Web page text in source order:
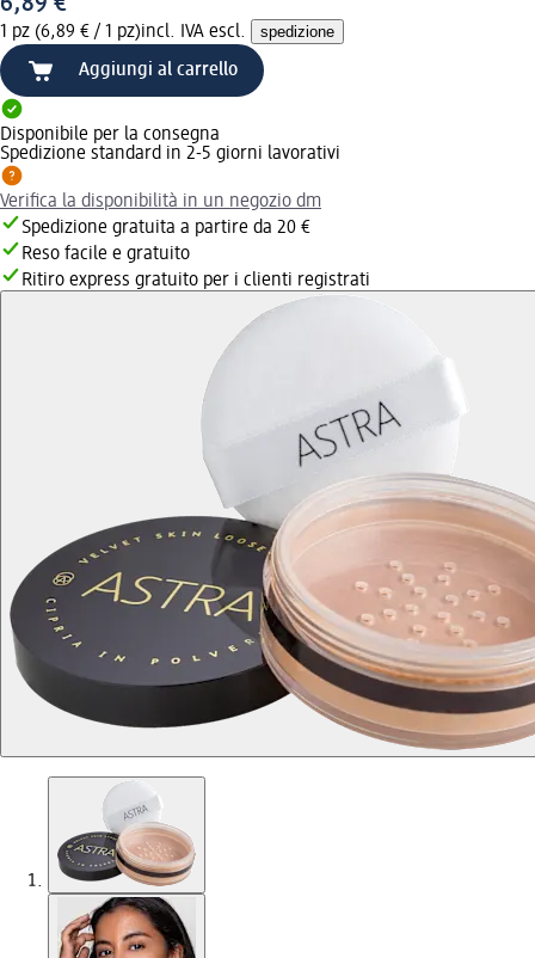
1 pz (6,89 € / 1 pz)incl. IVA escl. spedizione
Aggiungi al carrello
Disponibile per la consegna
Spedizione standard in 2-5 giorni lavorativi
Verifica la disponibilità in un negozio dm
Spedizione gratuita a partire da 20 €
Reso facile e gratuito
Ritiro express gratuito per i clienti registrati